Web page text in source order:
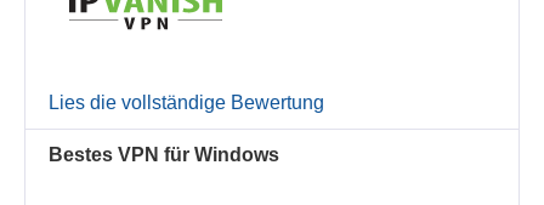
Lies die vollständige Bewertung
Bestes VPN für Windows